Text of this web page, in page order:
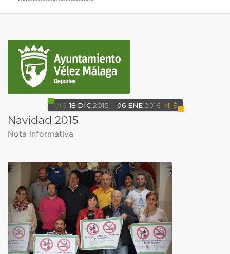
VIE 18 DIC 2015 06 ENE 2016 MIÉ
Navidad 2015
Nota informativa